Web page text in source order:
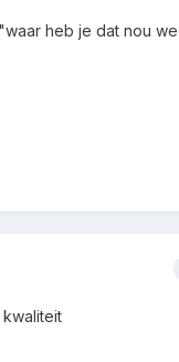
heb je dat nou